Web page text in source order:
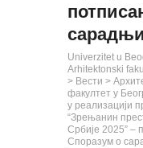
сарадњи
Univerzitet u
Arhitektonski
> Вести >
факултет у
у реализацији
“Зрењанин
Србије 2025” –
Споразум о